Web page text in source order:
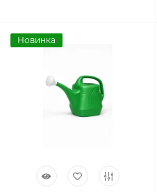
Новинка